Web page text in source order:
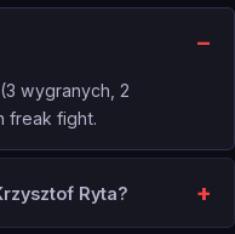
wygranych, 2
freak fight.
Ryta?